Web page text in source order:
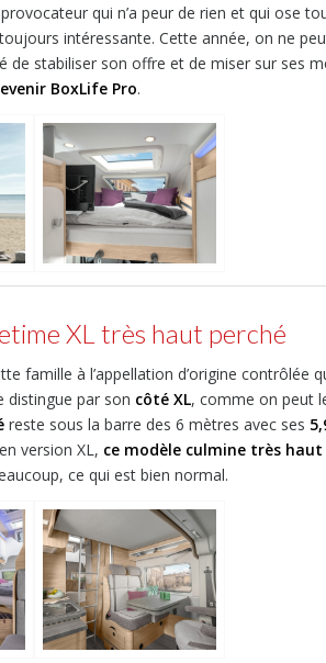
qui n’a peur de rien et qui ose
intéressante. Cette année, on ne
de stabiliser son offre et de miser sur ses
BoxLife Pro.
XL très haut perché
famille à l’appellation d’origine
distingue par son côté XL, comme on peut
reste sous la barre des 6 mètres avec ses
version XL, ce modèle culmine très
ce qui est bien normal.